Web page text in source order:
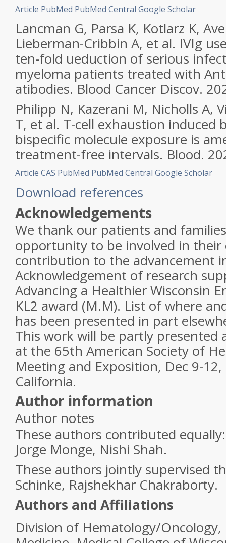
Article PubMed PubMed Central Google Scholar
Lancman G, Parsa K, Kotlarz K,
Lieberman-Cribbin A, et al. IVIg
ten-fold ueduction of serious
myeloma patients treated with
atibodies. Blood Cancer Discov.
Philipp N, Kazerani M, Nicholls A,
T, et al. T-cell exhaustion induced
bispecific molecule exposure is
treatment-free intervals. Blood.
Article CAS PubMed PubMed Central Google Scholar
Download references
Acknowledgements
We thank our patients and
opportunity to be involved in their
contribution to the advancement
Acknowledgement of research
Advancing a Healthier Wisconsin
KL2 award (M.M). List of where
has been presented in part
This work will be partly presented
at the 65th American Society of
Meeting and Exposition, Dec 9-
California.
Author information
Author notes
These authors contributed
Jorge Monge, Nishi Shah.
These authors jointly supervised
Schinke, Rajshekhar Chakraborty.
Authors and Affiliations
Division of Hematology/